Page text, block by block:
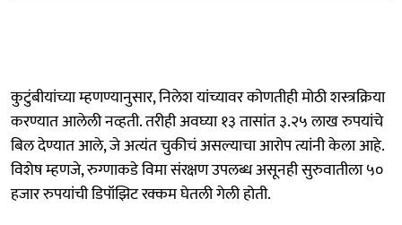
कुटुंबीयांच्या म्हणण्यानुसार, निलेश यांच्यावर कोणतीही मोठी शस्त्रक्रिया
करण्यात आलेली नव्हती. तरीही अवघ्या १३ तासांत ३.२५ लाख रुपयांचे
बिल देण्यात आले, जे अत्यंत चुकीचं असल्याचा आरोप त्यांनी केला आहे.
विशेष म्हणजे, रुग्णाकडे विमा संरक्षण उपलब्ध असूनही सुरुवातीला ५०
हजार रुपयांची डिपॉझिट रक्कम घेतली गेली होती.